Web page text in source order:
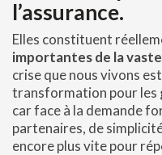
l’assurance.
Elles constituent
importantes de la
crise que nous vivons
transformation pour les
car face à la demande
partenaires, de
encore plus vite pour